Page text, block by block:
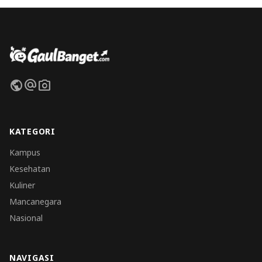
publicalternate_emailphoto_camera
KATEGORI
Kampus
Kesehatan
Kuliner
Mancanegara
Nasional
NAVIGASI